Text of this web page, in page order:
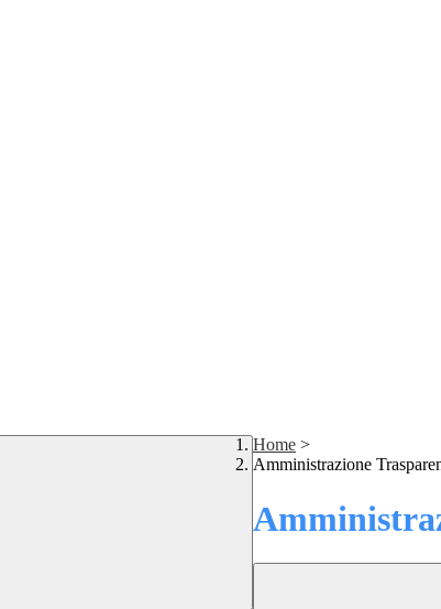
Home >
Amministrazione